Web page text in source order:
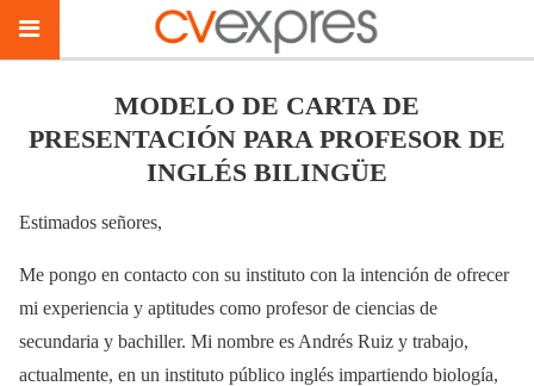
MODELO DE CARTA DE
PRESENTACIÓN PARA PROFESOR DE
INGLÉS BILINGÜE
Estimados señores,
Me pongo en contacto con su instituto con la intención de ofrecer
mi experiencia y aptitudes como profesor de ciencias de
secundaria y bachiller. Mi nombre es Andrés Ruiz y trabajo,
actualmente, en un instituto público inglés impartiendo biología,